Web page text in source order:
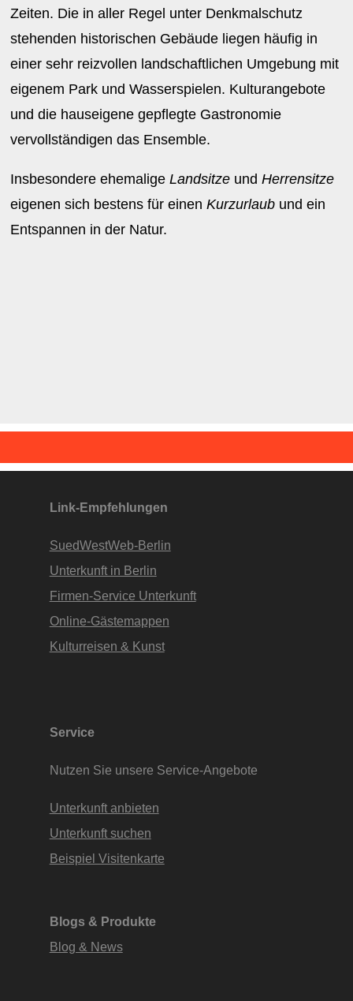
Zeiten. Die in aller Regel unter Denkmalschutz
stehenden historischen Gebäude liegen häufig in
einer sehr reizvollen landschaftlichen Umgebung mit
eigenem Park und Wasserspielen. Kulturangebote
und die hauseigene gepflegte Gastronomie
vervollständigen das Ensemble.
Insbesondere ehemaligeLandsitze undHerrensitze
eigenen sich bestens für einenKurzurlaub und ein
Entspannen in der Natur.
Link-Empfehlungen
SuedWestWeb-Berlin
Unterkunft in Berlin
Firmen-Service Unterkunft
Online-Gästemappen
Kulturreisen & Kunst
Service
Nutzen Sie unsere Service-Angebote
Unterkunft anbieten
Unterkunft suchen
Beispiel Visitenkarte
Blogs & Produkte
Blog & News